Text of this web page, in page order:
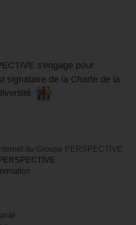
s'engage pour
signataire de la Charte de la
du Groupe PERSPECTIVE